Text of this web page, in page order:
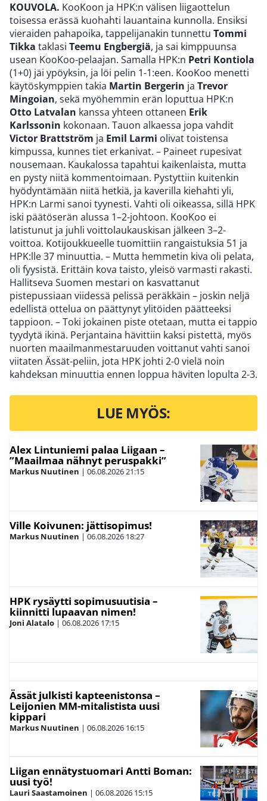
KOUVOLA. KooKoon ja HPK:n välisen liigaottelun
toisessa erässä kuohahti lauantaina kunnolla. Ensiksi
vieraiden pahapoika, tappelijanakin tunnettu Tommi
Tikka taklasi Teemu Engbergiä, ja sai kimppuunsa
usean KooKoo-pelaajan. Samalla HPK:n Petri Kontiola
(1+0) jäi ypöyksin, ja löi pelin 1-1:een. KooKoo menetti
käytöskymppien takia Martin Bergerin ja Trevor
Mingoian, sekä myöhemmin erän loputtua HPK:n
Otto Latvalan kanssa yhteen ottaneen Erik
Karlssonin kokonaan. Tauon alkaessa jopa vahdit
Victor Brattström ja Emil Larmi olivat toistensa
kimpussa, kunnes tiet erkanivat. – Paineet rupesivat
nousemaan. Kaukalossa tapahtui kaikenlaista, mutta
en pysty niitä kommentoimaan. Pystyttiin kuitenkin
hyödyntämään niitä hetkiä, ja kaverilla kiehahti yli,
HPK:n Larmi sanoi tyynesti. Vahti oli oikeassa, sillä HPK
iski päätöserän alussa 1–2-johtoon. KooKoo ei
latistunut ja juhli voittolaukauskisan jälkeen 3–2-
voittoa. Kotijoukkueelle tuomittiin rangaistuksia 51 ja
HPK:lle 37 minuuttia. – Mutta hemmetin kiva oli pelata,
oli fyysistä. Erittäin kova taisto, yleisö varmasti rakasti.
Hallitseva Suomen mestari on kasvattanut
pistepussiaan viidessä pelissä peräkkäin – joskin neljä
edellistä ottelua on päättynyt ylitöiden päätteeksi
tappioon. – Toki jokainen piste otetaan, mutta ei tappio
tyydytä ikinä. Perjantaina hävittiin kaksi pistettä, myös
nuorten maailmanmestaruuden voittanut vahti sanoi
viitaten Ässät-peliin, jota HPK johti 2-0 vielä noin
kahdeksan minuuttia ennen loppua häviten lopulta 2-3.
LUE MYÖS:
Alex Lintuniemi palaa Liigaan –
”Maailmaa nähnyt peruspakki”
Markus Nuutinen | 06.08.202621:15
Ville Koivunen: jättisopimus!
Markus Nuutinen | 06.08.2026 18:27
HPK rysäytti sopimusuutisia –
kiinnitti lupaavan nimen!
Joni Alatalo | 06.08.2026 17:15
Ässät julkisti kapteenistonsa –
Leijonien MM-mitalistista uusi
kippari
Markus Nuutinen | 06.08.2026 16:15
Liigan ennätystuomari Antti Boman:
uusi työ!
Lauri Saastamoinen | 06.08.2026 15:15